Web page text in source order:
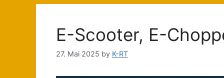
E-Scooter, E-
27. Mai 2025 by K-RT